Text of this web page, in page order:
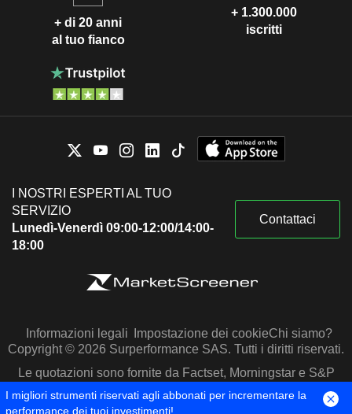
+ di 20 anni
al tuo fianco
+ 1.300.000
iscritti
I NOSTRI ESPERTI AL TUO
SERVIZIO
Lunedì-Venerdì 09:00-12:00/14:00-
18:00
Contattaci
Informazioni legali Impostazione dei cookieChi siamo?
Copyright © 2026 Surperformance SAS. Tutti i diritti riservati.
Le quotazioni sono fornite da Factset, Morningstar e S&P
Capital IQ
I migliori strumenti riservati agli abbonati per incrementare la
performance dei tuoi investimenti!